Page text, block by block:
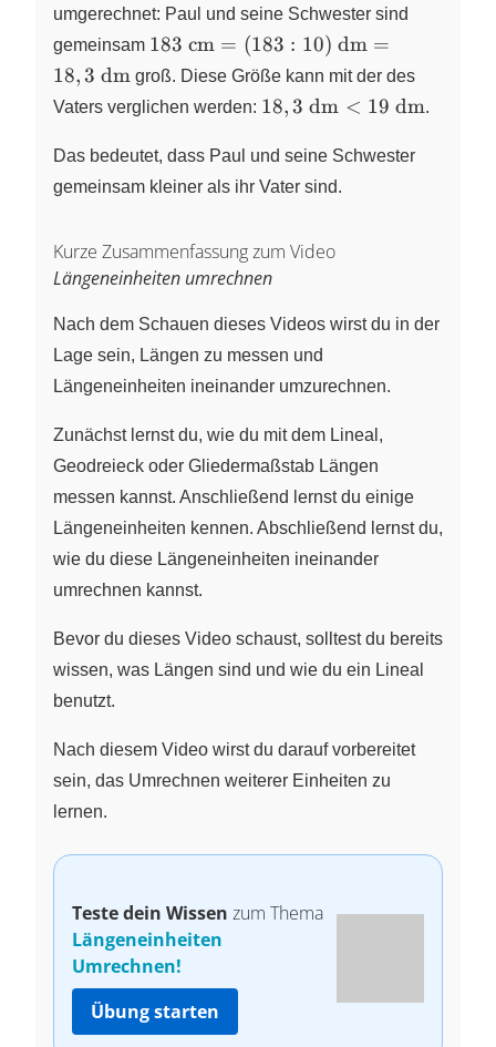
umgerechnet: Paul und seine Schwester sind
gemeinsam 183~\text{cm}=
183 cm = (183 : 10) dm =
18,3 dm groß. Diese Größe kann mit der des
Vaters verglichen werden: 18,3~\text{dm}\lt
18,3 dm < 19 dm.
Das bedeutet, dass Paul und seine Schwester
gemeinsam kleiner als ihr Vater sind.
Kurze Zusammenfassung zum Video
Längeneinheiten umrechnen
Nach dem Schauen dieses Videos wirst du in der
Lage sein, Längen zu messen und
Längeneinheiten ineinander umzurechnen.
Zunächst lernst du, wie du mit dem Lineal,
Geodreieck oder Gliedermaßstab Längen
messen kannst. Anschließend lernst du einige
Längeneinheiten kennen. Abschließend lernst du,
wie du diese Längeneinheiten ineinander
umrechnen kannst.
Bevor du dieses Video schaust, solltest du bereits
wissen, was Längen sind und wie du ein Lineal
benutzt.
Nach diesem Video wirst du darauf vorbereitet
sein, das Umrechnen weiterer Einheiten zu
lernen.
Teste dein Wissen zum Thema
Längeneinheiten
Umrechnen!
Übung starten